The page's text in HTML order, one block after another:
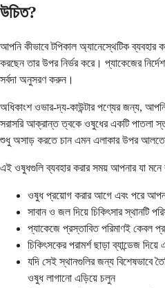
উচিত?
আপনি কীভাবে টপিকাল অ্যানেস্থেটিক ব্যবহার
করছেন তার উপর নির্ভর করে। প্যাকেজের
সর্বদা অনুসরণ করুন।
অধিকাংশ ওভার-দ্য-কাউন্টার পণ্যের জন্য,
সরাসরি আক্রান্ত ত্বকে ওষুধের একটি পাতলা
শুধু অসাড় করতে চান এমন এলাকার উপর
এই ওষুধগুলি ব্যবহার করার সময় আপনার যা মনে
ওষুধ প্রয়োগ করার আগে এবং পরে
সাবান ও জল দিয়ে চিকিৎসার স্থানটি
প্যাকেজে প্রস্তাবিত পরিমাণই কেবল
চিকিৎসকের পরামর্শ ছাড়া ব্যান্ডেজ দিয়ে
যদি সেই স্থানগুলির জন্য বিশেষভাবে
ওষুধ লাগানো এড়িয়ে চলুন